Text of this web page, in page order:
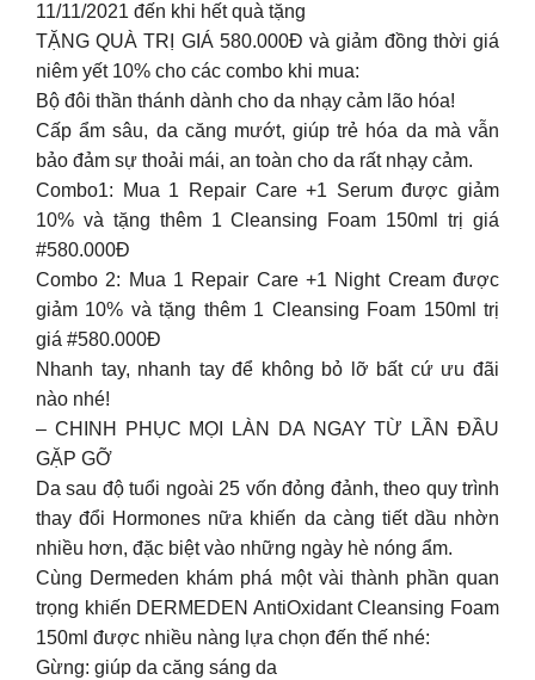
11/11/2021 đến khi hết quà tặng
TẶNG QUÀ TRỊ GIÁ 580.000Đ và giảm đồng thời giá
niêm yết 10% cho các combo khi mua:
Bộ đôi thần thánh dành cho da nhạy cảm lão hóa!
Cấp ẩm sâu, da căng mướt, giúp trẻ hóa da mà vẫn
bảo đảm sự thoải mái, an toàn cho da rất nhạy cảm.
Combo1: Mua 1 Repair Care +1 Serum được giảm
10% và tặng thêm 1 Cleansing Foam 150ml trị giá
#580.000Đ
Combo 2: Mua 1 Repair Care +1 Night Cream được
giảm 10% và tặng thêm 1 Cleansing Foam 150ml trị
giá #580.000Đ
Nhanh tay, nhanh tay để không bỏ lỡ bất cứ ưu đãi
nào nhé!
– CHINH PHỤC MỌI LÀN DA NGAY TỪ LẦN ĐẦU
GẶP GỠ
Da sau độ tuổi ngoài 25 vốn đỏng đảnh, theo quy trình
thay đổi Hormones nữa khiến da càng tiết dầu nhờn
nhiều hơn, đặc biệt vào những ngày hè nóng ẩm.
Cùng Dermeden khám phá một vài thành phần quan
trọng khiến DERMEDEN AntiOxidant Cleansing Foam
150ml được nhiều nàng lựa chọn đến thế nhé:
Gừng: giúp da căng sáng da